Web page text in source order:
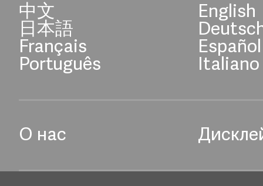
中文 English
日本語
Français Español
Português Italiano
О нас